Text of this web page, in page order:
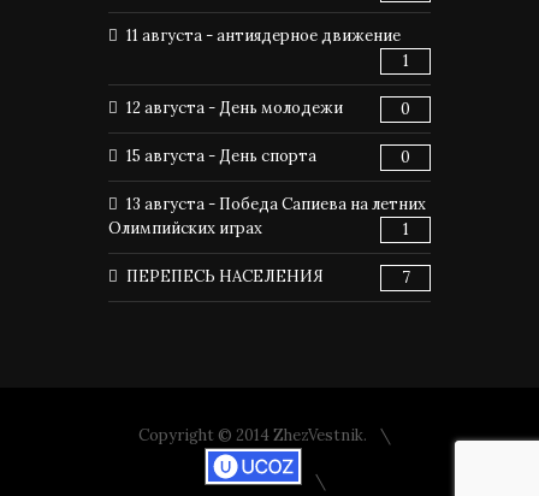
11 августа - антиядерное движение
1
12 августа - День молодежи 0
15 августа - День спорта 0
13 августа - Победа Сапиева на летних
Олимпийских играх
1
ПЕРЕПЕСЬ НАСЕЛЕНИЯ 7
Copyright © 2014 ZhezVestnik.